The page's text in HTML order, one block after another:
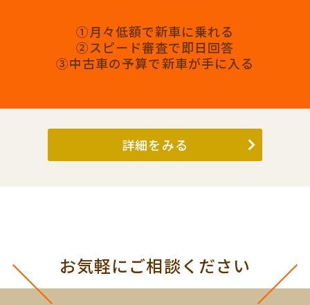
①月々低額で新車に乗れる
②スピード審査で即日回答
③中古車の予算で新車が手に入る
詳細をみる
お気軽にご相談ください